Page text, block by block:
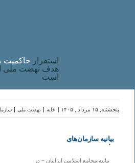
استقرار حاکميت
هدف نهضت ملی
است
نهضت ملی خانه پنجشنبه, ۱۵ مرداد , ۱۴۰۵ |
بیانیه سازمان‌های
ملی
بیانیه مجامع اسلامی ایرانیان – در